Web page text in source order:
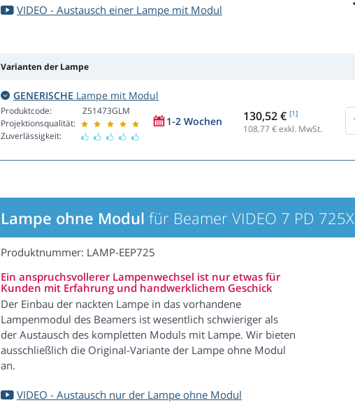
VIDEO - Austausch einer Lampe mit Modul
Varianten der Lampe
GENERISCHE Lampe mit Modul
Produktcode:
Projektionsqualität:
Zuverlässigkeit:
Z51473GLM
1-2 Wochen 130,52 € [1]
108,77 € exkl. MwSt.
Lampe ohne Modul für Beamer VIDEO 7 PD 725X
Produktnummer: LAMP-EEP725
Ein anspruchsvollerer Lampenwechsel ist nur etwas für
Kunden mit Erfahrung und handwerklichem Geschick
Der Einbau der nackten Lampe in das vorhandene
Lampenmodul des Beamers ist wesentlich schwieriger als
der Austausch des kompletten Moduls mit Lampe. Wir bieten
ausschließlich die Original-Variante der Lampe ohne Modul
an.
VIDEO - Austausch nur der Lampe ohne Modul